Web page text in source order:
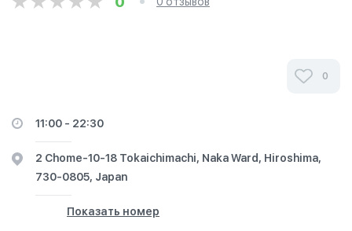
0
11:00 - 22:30
2 Chome-10-18 Tokaichimachi, Naka Ward, Hiroshima,
730-0805, Japan
Показать номер